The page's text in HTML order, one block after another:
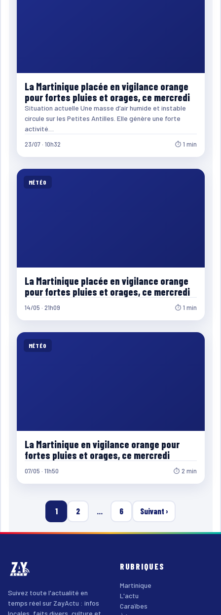
La Martinique placée en vigilance orange
pour fortes pluies et orages, ce mercredi
Situation actuelle Une masse d’air humide et instable
circule sur les Petites Antilles. Elle génère une forte
activité…
23/07 · 10h32 ⏱ 1 min
MÉTÉO
La Martinique placée en vigilance orange
pour fortes pluies et orages, ce mercredi
14/05 · 21h09 ⏱ 1 min
MÉTÉO
La Martinique en vigilance orange pour
fortes pluies et orages, ce mercredi
07/05 · 11h50 ⏱ 2 min
1 2 … 6 Suivant ›
Suivez toute l'actualité en
temps réel sur ZayActu : infos
locales, faits divers, culture et
RUBRIQUES
Martinique
L'actu
Caraïbes